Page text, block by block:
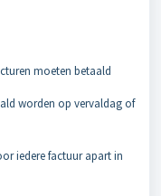
moeten betaald
worden op vervaldag of
iedere factuur apart in